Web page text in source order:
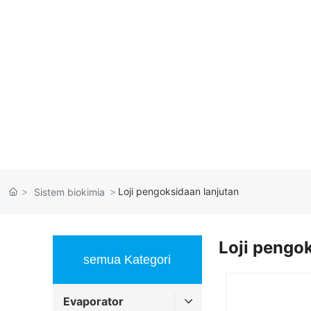
Sistem biokimia Loji pengoksidaan lanjutan
semua Kategori
Evaporator
Loji